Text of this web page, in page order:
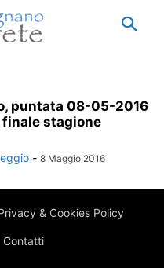
puntata 08-05-2016
stagione
- 8 Maggio 2016
& Cookies Policy
Contatti